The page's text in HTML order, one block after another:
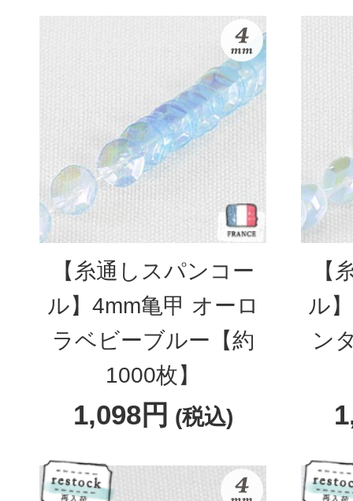
【糸通しスパンコー
ル】4mm亀甲 オーロ
ラベビーブルー【約
1000枚】
1,098円 (税込)
【
ル
ン